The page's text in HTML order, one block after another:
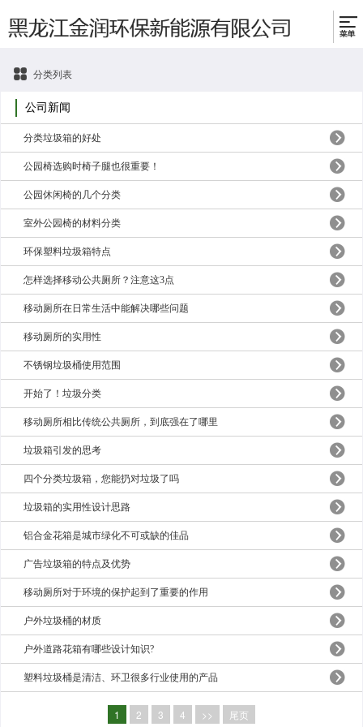
分类列表
公司新闻
分类垃圾箱的好处
公园椅选购时椅子腿也很重要！
公园休闲椅的几个分类
室外公园椅的材料分类
环保塑料垃圾箱特点
怎样选择移动公共厕所？注意这3点
移动厕所在日常生活中能解决哪些问题
移动厕所的实用性
不锈钢垃圾桶​使用范围
开始了！垃圾分类
移动厕所相比传统公共厕所，到底强在了哪里
垃圾箱引发的思考
四个分类垃圾箱，您能扔对垃圾了吗
垃圾箱的实用性设计思路
铝合金花箱是城市绿化不可或缺的佳品
广告垃圾箱的特点及优势
移动厕所对于环境的保护起到了重要的作用
户外垃圾桶的材质
户外道路花箱有哪些设计知识?
塑料垃圾桶是清洁、环卫很多行业使用的产品
1 2 3 4 >> 尾页